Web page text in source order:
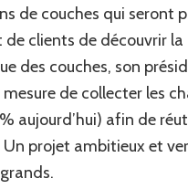
de couches qui seront
clients de découvrir
des couches, son
de collecter les
aujourd’hui) afin de
Un projet ambitieux et